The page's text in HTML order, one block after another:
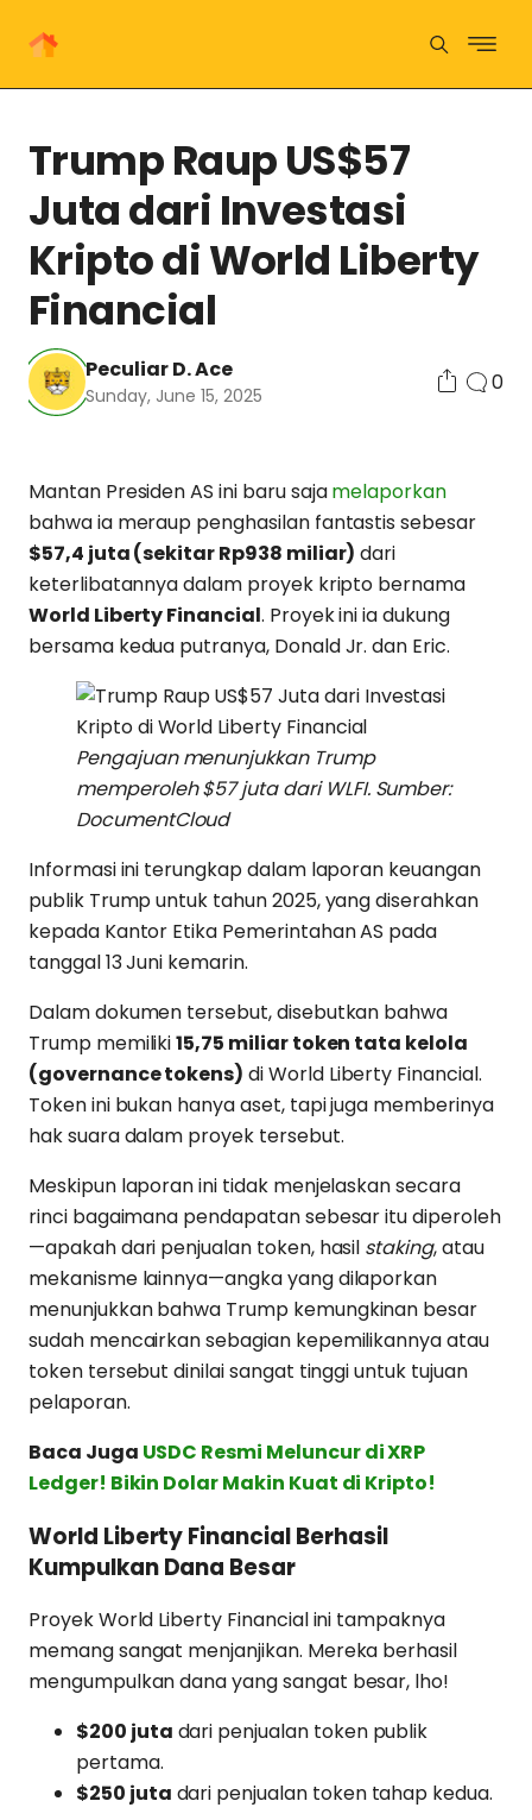
Trump Raup US$57
Juta dari Investasi
Kripto di World Liberty
Financial
Peculiar D. Ace
Sunday, June 15, 2025
0
Mantan Presiden AS ini baru sajamelaporkan
bahwa ia meraup penghasilan fantastis sebesar
$57,4 juta (sekitar Rp938 miliar) dari
keterlibatannya dalam proyek kripto bernama
World Liberty Financial. Proyek ini ia dukung
bersama kedua putranya, Donald Jr. dan Eric.
Pengajuan menunjukkan Trump
memperoleh $57 juta dari WLFI. Sumber:
DocumentCloud
Informasi ini terungkap dalam laporan keuangan
publik Trump untuk tahun 2025, yang diserahkan
kepada Kantor Etika Pemerintahan AS pada
tanggal 13 Juni kemarin.
Dalam dokumen tersebut, disebutkan bahwa
Trump memiliki15,75 miliar token tata kelola
(governance tokens) di World Liberty Financial.
Token ini bukan hanya aset, tapi juga memberinya
hak suara dalam proyek tersebut.
Meskipun laporan ini tidak menjelaskan secara
rinci bagaimana pendapatan sebesar itu diperoleh
—apakah dari penjualan token, hasil staking, atau
mekanisme lainnya—angka yang dilaporkan
menunjukkan bahwa Trump kemungkinan besar
sudah mencairkan sebagian kepemilikannya atau
token tersebut dinilai sangat tinggi untuk tujuan
pelaporan.
Baca Juga USDC Resmi Meluncur di XRP
Ledger! Bikin Dolar Makin Kuat di Kripto!
World Liberty Financial Berhasil
Kumpulkan Dana Besar
Proyek World Liberty Financial ini tampaknya
memang sangat menjanjikan. Mereka berhasil
mengumpulkan dana yang sangat besar, lho!
$200 juta dari penjualan token publik
pertama.
$250 juta dari penjualan token tahap kedua.